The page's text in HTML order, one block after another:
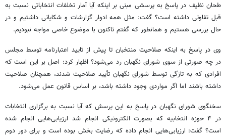
طحان نظیف در پاسخ به پرسشی مبنی بر اینکه آیا آمار تخلفات انتخاباتی نسبت به
قبل تفاوتی داشته‌ است؟ گفت: مثل همه ادوار گزارشات و شکایاتی داشتیم و در
حال بررسی هستیم و همانطور که گفتم تاکنون با موضوع خاصی مواجه نبودیم.
وی در پاسخ به اینکه صلاحیت منتخبان تا پیش از تایید اعتبارنامه توسط مجلس
در چه صورتی از سوی شورای نگهبان رد می‌شود؟ اظهار کرد: اصل بر این است که
افرادی که به تازگی توسط شورای نگهبان تأیید صلاحیت شدند، همچنان صلاحیت
داشته باشند اما اگر مواردی وجود داشته باشد، بر اساس قانون عمل می‌شود.
سخنگوی شورای نگهبان در پاسخ به این پرسش که آیا نسبت به برگزاری انتخابات
در ۴ حوزه انتخابیه که بصورت الکترونیکی انجام شد ارزیابی‌هایی انجام شده
است؟ گفت: ارزیابی‌هایی انجام داده که رضایت بخش بوده است و برای دور دوم